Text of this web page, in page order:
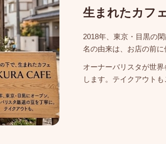
生まれたカフ
2018年、東京・目黒の
名の由来は、お店の前に
オーナーバリスタが世
します。テイクアウトも